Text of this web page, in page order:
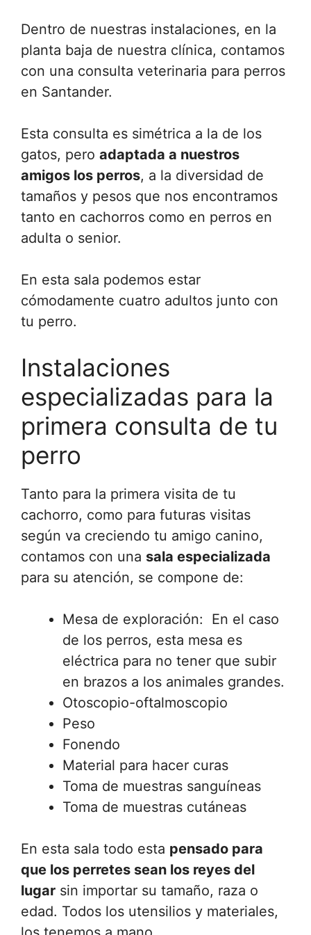
Dentro de nuestras instalaciones, en la
planta baja de nuestra clínica, contamos
con una consulta veterinaria para perros
en Santander.
Esta consulta es simétrica a la de los
gatos, pero adaptada a nuestros
amigos los perros, a la diversidad de
tamaños y pesos que nos encontramos
tanto en cachorros como en perros en
adulta o senior.
En esta sala podemos estar
cómodamente cuatro adultos junto con
tu perro.
Instalaciones
especializadas para la
primera consulta de tu
perro
Tanto para la primera visita de tu
cachorro, como para futuras visitas
según va creciendo tu amigo canino,
contamos con una sala especializada
para su atención, se compone de:
Mesa de exploración: En el caso
de los perros, esta mesa es
eléctrica para no tener que subir
en brazos a los animales grandes.
Otoscopio-oftalmoscopio
Peso
Fonendo
Material para hacer curas
Toma de muestras sanguíneas
Toma de muestras cutáneas
En esta sala todo esta pensado para
que los perretes sean los reyes del
lugar sin importar su tamaño, raza o
edad. Todos los utensilios y materiales,